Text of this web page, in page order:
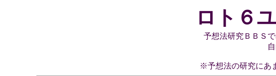
ロト６
予想法研究ＢＢＳ
※予想法の研究にあ